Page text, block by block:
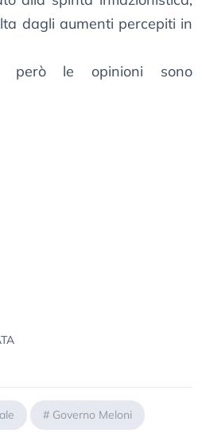
dagli aumenti percepiti in
però le opinioni sono
# Governo Meloni